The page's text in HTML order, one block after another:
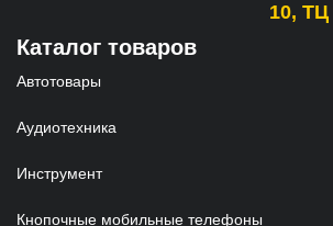
10,
Каталог товаров
Автотовары
Аудиотехника
Инструмент
Кнопочные мобильные телефоны